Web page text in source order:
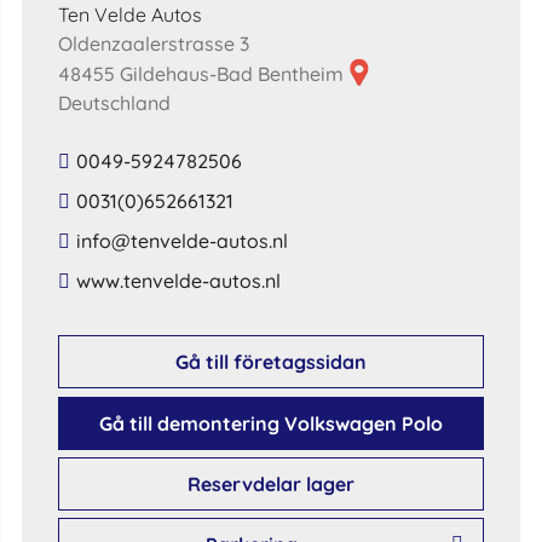
Ten Velde Autos
Oldenzaalerstrasse 3
48455 Gildehaus-Bad Bentheim
Deutschland
0049-5924782506
0031(0)652661321
​info​@​tenvelde​-​autos​.​nl​
​www​.​tenvelde​-​autos​.​nl​
Gå till företagssidan
Gå till demontering Volkswagen Polo
Reservdelar lager